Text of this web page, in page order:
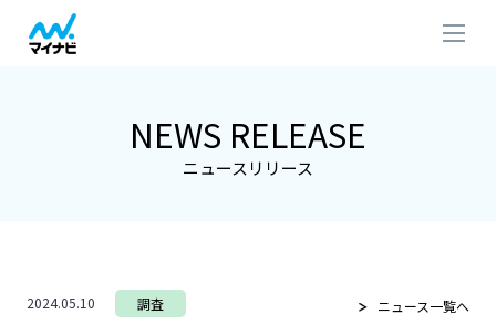
NEWS RELEASE
ニュースリリース
2024.05.10 調査 ニュース一覧へ